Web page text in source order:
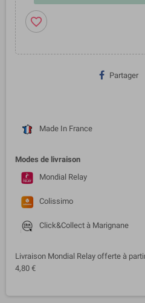
favorite_border
Partager
Made In France
Modes de livraison
Mondial Relay
Colissimo
Click&Collect à Marignane
Livraison Mondial Relay offerte à
4,80 €